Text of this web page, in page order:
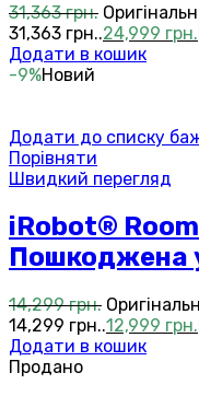
31,363грн.
31,363 грн..24,999 грн.
Додати в кошик
-9%Новий
Додати до списку
Порівняти
Швидкий перегляд
iRobot®
Пошкоджена
14,299грн.
14,299 грн..12,999 грн.
Додати в кошик
Продано